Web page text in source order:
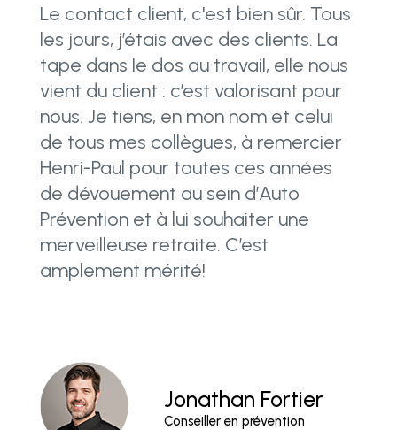
Le contact client, c'est bien sûr. Tous
les jours, j’étais avec des clients. La
tape dans le dos au travail, elle nous
vient du client : c’est valorisant pour
nous. Je tiens, en mon nom et celui
de tous mes collègues, à remercier
Henri-Paul pour toutes ces années
de dévouement au sein d’Auto
Prévention et à lui souhaiter une
merveilleuse retraite. C’est
amplement mérité!
Jonathan Fortier
Conseiller en prévention